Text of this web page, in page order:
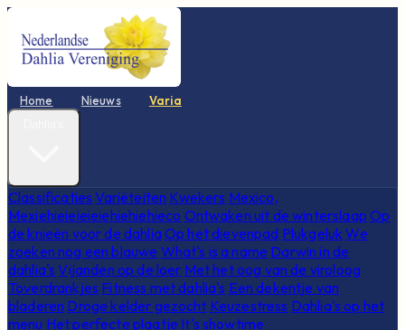
Home Nieuws Varia
Classificaties Variëteiten Kwekers Mexico,
Mexiehieieieieiehiehiehieco Ontwaken uit de winterslaap Op
de knieën voor de dahliaOp het dievenpad Plukgeluk We
zoeken nog een blauwe What's is a name Darwin in de
dahlia's Vijanden op de loer Met het oog van de viroloog
Toverdrankjes Fitness met dahlia's Een dekentje van
bladeren Droge kelder gezocht Keuzestress Dahlia's op het
menu Het perfecte plaatje It's showtime